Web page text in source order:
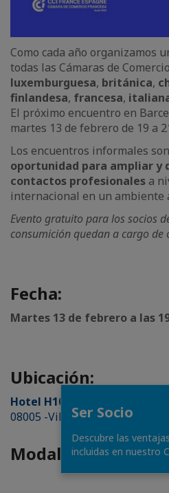
Como cada año organizamos
todas las Cámaras de
luxemburguesa, británica,
finlandesa, francesa,
El próximo encuentro en
martes 13 de febrero de 19 a
Los encuentros informales
oportunidad para ampliar y
contactos profesionales a
internacional en un ambiente
Evento gratuito para los socios
consumición quedan a cargo de
Fecha:
Martes 13 de febrero a las
Ubicación:
Hotel H10 Marina Barcelona
08005 -Villa Olímpica,
Modalités d'accès
Ser Socio
Descubre las
incluidas en nuestro